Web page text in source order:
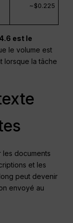
~$0.225
est le
le volume est
lorsque la tâche
documents
et les
peut devenir
envoyé au